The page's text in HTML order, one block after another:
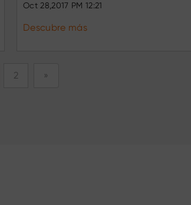
Oct 28,2017 PM 12:21
Descubre más
2 »